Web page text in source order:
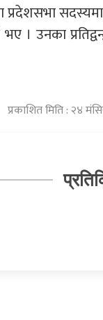
प्रदेशसभा
। उनका
प्रकाशित मिति : २४